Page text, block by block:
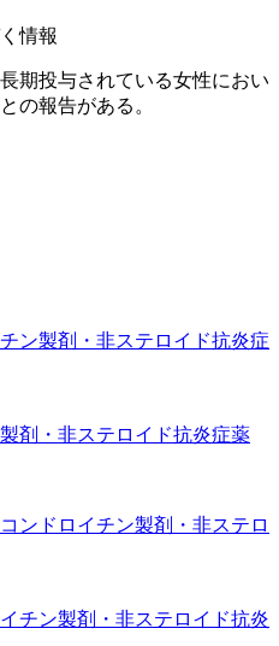
情報
期投与されている女性におい
の報告がある。
ン製剤・非ステロイド抗炎症
剤・非ステロイド抗炎症薬
コンドロイチン製剤・非ステロ
チン製剤・非ステロイド抗炎